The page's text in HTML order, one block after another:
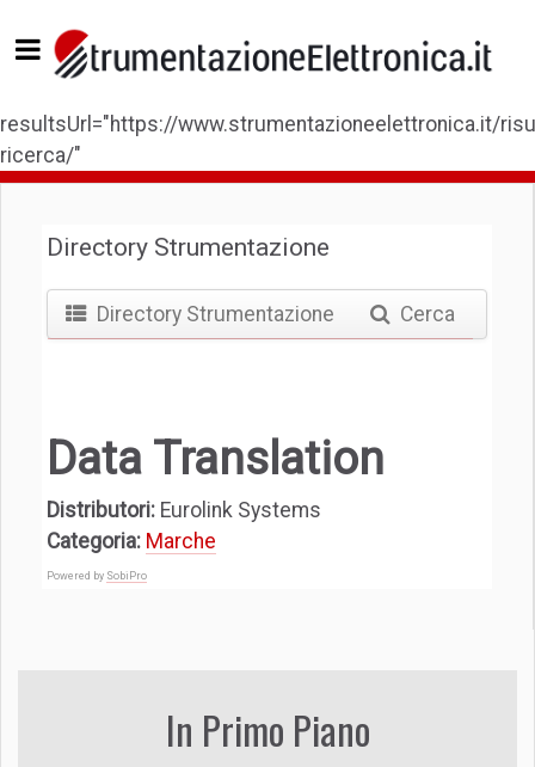
resultsUrl="https://www.strumentazioneelettronica.it/
ricerca/"
Directory Strumentazione
Directory Strumentazione Cerca
Data Translation
Distributori: Eurolink Systems
Categoria: Marche
Powered by SobiPro
In Primo Piano